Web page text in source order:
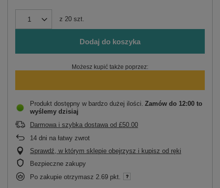
z 20 szt.
Dodaj do koszyka
Możesz kupić także poprzez:
Produkt dostępny w bardzo dużej ilości Zamów do 12:00 to
wyślemy dzisiaj
Darmowa i szybka dostawa od £50.00
14 dni na łatwy zwrot
Sprawdź, w którym sklepie obejrzysz i kupisz od ręki
Bezpieczne zakupy
Po zakupie otrzymasz 2.69 pkt.